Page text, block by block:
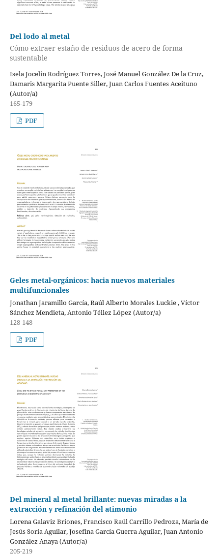
Del lodo al metal
Cómo extraer estaño de residuos de acero de forma
sustentable
Isela Jocelín Rodríguez Torres, José Manuel González De la Cruz,
Damaris Margarita Puente Siller, Juan Carlos Fuentes Aceituno
(Autor/a)
165-179
PDF
Geles metal-orgánicos: hacia nuevos materiales
multifuncionales
Jonathan Jaramillo García, Raúl Alberto Morales Luckie , Víctor
Sánchez Mendieta, Antonio Téllez López (Autor/a)
128-148
PDF
Del mineral al metal brillante: nuevas miradas a la
extracción y refinación del atimonio
Lorena Galaviz Briones, Francisco Raúl Carrillo Pedroza, María de
Jesús Soria Aguilar, Josefina García Guerra Aguilar, Juan Antonio
González Anaya (Autor/a)
205-219